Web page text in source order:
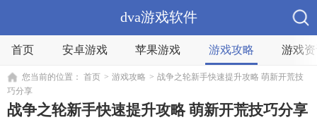
dva游戏软件
首页 安卓游戏 苹果游戏 游戏攻略 游戏
您当前的位置： 首页 > 游戏攻略 > 战争之轮新手快速提升攻略 萌新开荒技
巧分享
战争之轮新手快速提升攻略 萌新开荒技巧分享